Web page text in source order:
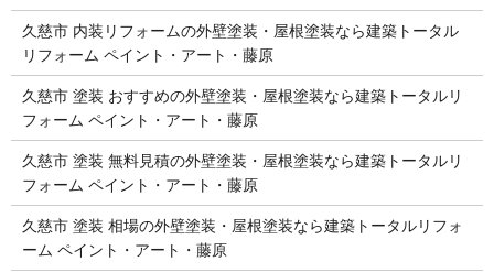
久慈市 内装リフォームの外壁塗装・屋根塗装なら建築トータル
リフォーム ペイント・アート・藤原
久慈市 塗装 おすすめの外壁塗装・屋根塗装なら建築トータルリ
フォーム ペイント・アート・藤原
久慈市 塗装 無料見積の外壁塗装・屋根塗装なら建築トータルリ
フォーム ペイント・アート・藤原
久慈市 塗装 相場の外壁塗装・屋根塗装なら建築トータルリフォ
ーム ペイント・アート・藤原